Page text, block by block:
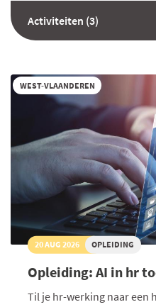
Activiteiten (3)
WEST-VLAANDEREN
20 AUG 2026 OPLEIDING
Opleiding: AI in hr
Til je hr-werking naar een